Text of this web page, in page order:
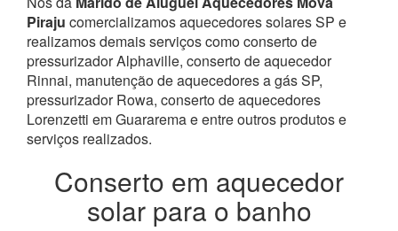
Piraju comercializamos aquecedores solares SP e
realizamos demais serviços como conserto de
pressurizador Alphaville, conserto de aquecedor
Rinnai, manutenção de aquecedores a gás SP,
pressurizador Rowa, conserto de aquecedores
Lorenzetti em Guararema e entre outros produtos e
serviços realizados.
Conserto em aquecedor
solar para o banho